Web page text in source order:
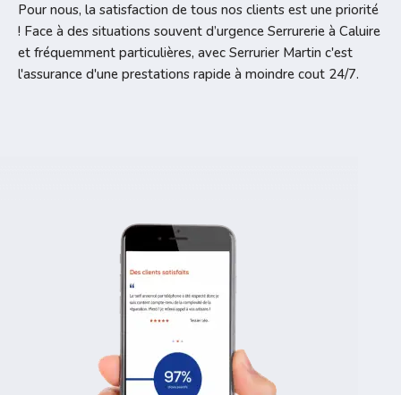
Pour nous, la satisfaction de tous nos clients est une priorité
! Face à des situations souvent d’urgence Serrurerie à Caluire
et fréquemment particulières, avec Serrurier Martin c'est
l'assurance d'une prestations rapide à moindre cout 24/7.